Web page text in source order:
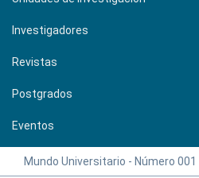
Investigadores
Revistas
Postgrados
Eventos
Mundo Universitario - Número 001